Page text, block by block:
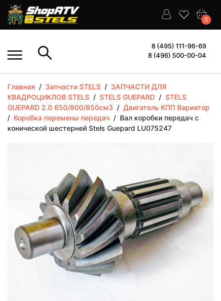
0
8 (495) 111-96-69
8 (496) 500-00-04
Главная / Запчасти STELS / ЗАПЧАСТИ ДЛЯ
КВАДРОЦИКЛОВ STELS / STELS GUEPARD / STELS
GUEPARD 2.0 650/800/850см3 / Двигатель КПП Вариатор
/ Коробка перемены передач / Вал коробки передач с
конической шестерней Stels Guepard LU075247